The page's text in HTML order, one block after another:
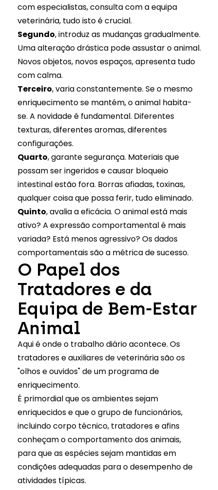
com especialistas, consulta com a equipa
veterinária, tudo isto é crucial.
Segundo, introduz as mudanças gradualmente.
Uma alteração drástica pode assustar o animal.
Novos objetos, novos espaços, apresenta tudo
com calma.
Terceiro, varia constantemente. Se o mesmo
enriquecimento se mantém, o animal habita-
se. A novidade é fundamental. Diferentes
texturas, diferentes aromas, diferentes
configurações.
Quarto, garante segurança. Materiais que
possam ser ingeridos e causar bloqueio
intestinal estão fora. Borras afiadas, toxinas,
qualquer coisa que possa ferir, tudo eliminado.
Quinto, avalia a eficácia. O animal está mais
ativo? A expressão comportamental é mais
variada? Está menos agressivo? Os dados
comportamentais são a métrica de sucesso.
O Papel dos
Tratadores e da
Equipa de Bem-Estar
Animal
Aqui é onde o trabalho diário acontece. Os
tratadores e auxiliares de veterinária são os
"olhos e ouvidos" de um programa de
enriquecimento.
É primordial que os ambientes sejam
enriquecidos e que o grupo de funcionários,
incluindo corpo técnico, tratadores e afins
conheçam o comportamento dos animais,
para que as espécies sejam mantidas em
condições adequadas para o desempenho de
atividades típicas.